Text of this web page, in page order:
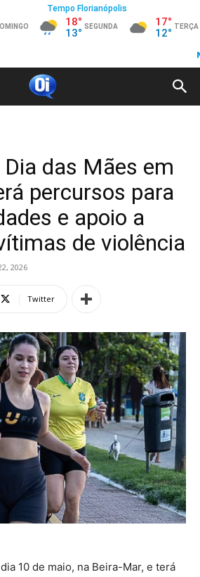
das Mães em
percursos para
e apoio a
de violência
2026
Twitter
10 de maio, na Beira-Mar, e terá